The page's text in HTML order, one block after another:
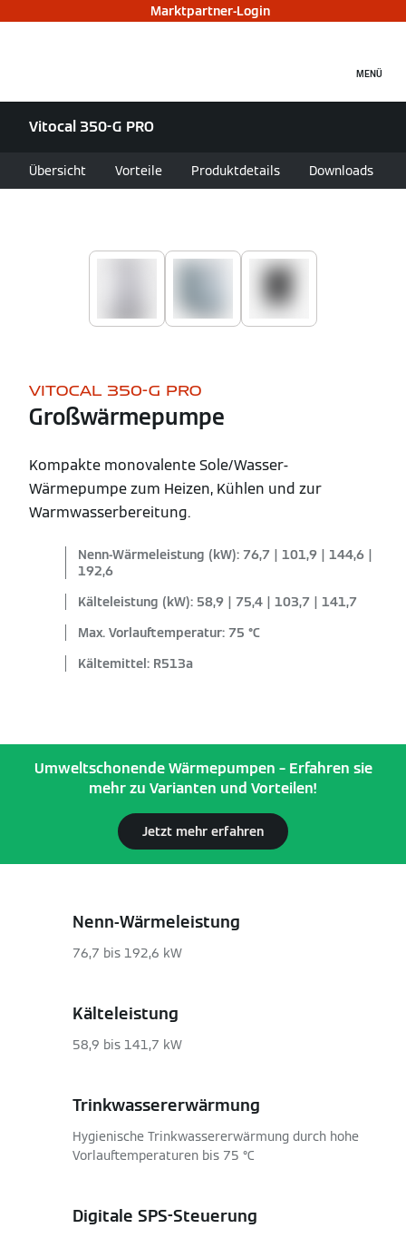
Marktpartner-Login
MENÜ
Vitocal 350-G PRO
Übersicht Vorteile Produktdetails Downloads
VITOCAL 350-G PRO
Großwärmepumpe
Kompakte monovalente Sole/Wasser-
Wärmepumpe zum Heizen, Kühlen und zur
Warmwasserbereitung.
Nenn-Wärmeleistung (kW): 76,7 | 101,9 | 144,6 |
192,6
Kälteleistung (kW): 58,9 | 75,4 | 103,7 | 141,7
Max. Vorlauftemperatur: 75 °C
Kältemittel: R513a
Umweltschonende Wärmepumpen – Erfahren sie
mehr zu Varianten und Vorteilen!
Jetzt mehr erfahren
Nenn-Wärmeleistung
76,7 bis 192,6 kW
Kälteleistung
58,9 bis 141,7 kW
Trinkwassererwärmung
Hygienische Trinkwassererwärmung durch hohe
Vorlauftemperaturen bis 75 °C
Digitale SPS-Steuerung